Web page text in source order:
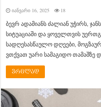
იანვარი 16, 2025 18
ბევრ ადამიანს ძალიან უჭირს,
სიტუაციაში და ყოველთვის
სადღესასწაულო დღეები,
ვთქვათ უარი სამაგიდო თამაშზე
ვრცლად